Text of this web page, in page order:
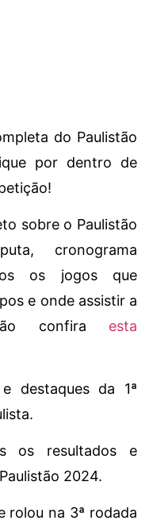
do Paulistão
por dentro de
sobre o Paulistão
cronograma
os jogos que
e onde assistir a
confira esta
destaques da 1ª
os resultados e
2024.
rolou na 3ª rodada